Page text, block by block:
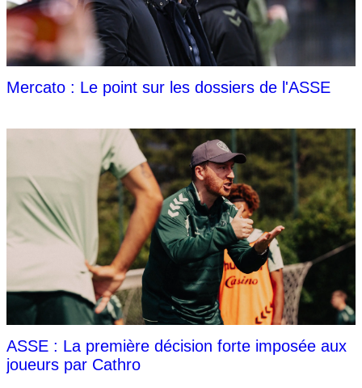
Mercato : Le point sur les dossiers de l'ASSE
ASSE : La première décision forte imposée aux
joueurs par Cathro